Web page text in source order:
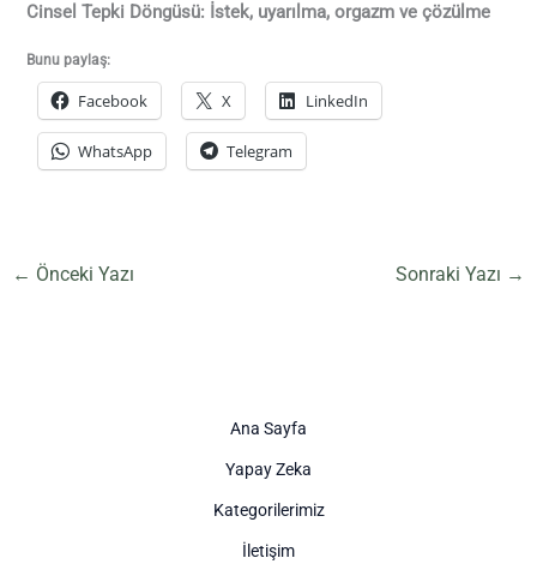
Cinsel Tepki Döngüsü: İstek, uyarılma, orgazm ve çözülme
Bunu paylaş:
Facebook X LinkedIn
WhatsApp Telegram
← Önceki Yazı Sonraki Yazı →
Ana Sayfa
Yapay Zeka
Kategorilerimiz
İletişim